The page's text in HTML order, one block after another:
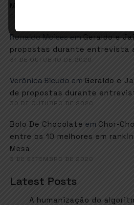
Martinho da Vila em resposta ao
Ronaldo MoisesemGeraldo e
propostas durante entrevista
31 DE OUTUBRO DE 2020
Verônica Bicudo em Geraldo e
de propostas durante
30 DE OUTUBRO DE 2020
Bolo De Chocolate em Chor-
entre os 10 melhores em
Mesa
3 DE SETEMBRO DE 2020
Latest Posts
A humanização do